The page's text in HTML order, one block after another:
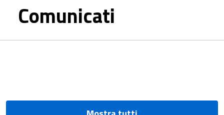
Comunicati